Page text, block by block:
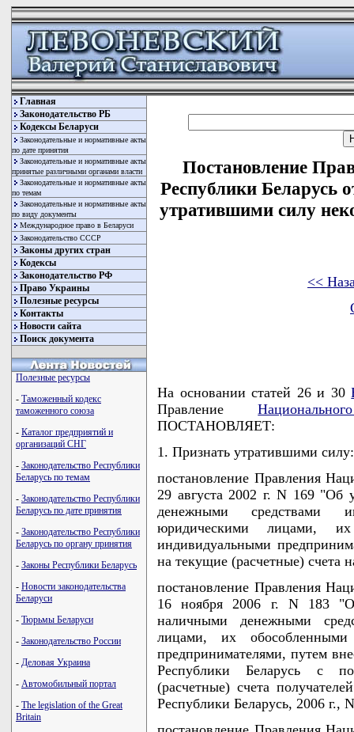
Главная
Законодательство РБ
Кодексы Беларуси
Законодательные и нормативные акты
по дате принятия
Законодательные и нормативные акты
принятые различными органами власти
Законодательные и нормативные акты
по темам
Законодательные и нормативные акты
по виду документы
Международное право в Беларуси
Законодательство СССР
Законы других стран
Кодексы
Законодательство РФ
Право Украины
Полезные ресурсы
Контакты
Новости сайта
Поиск документа
Полезные ресурсы
- Таможенный кодекс
таможенного союза
- Каталог предприятий и
организаций СНГ
- Законодательство Республики
Беларусь по темам
- Законодательство Республики
Беларусь по дате принятия
- Законодательство Республики
Беларусь по органу принятия
- Законы Республики Беларусь
- Новости законодательства
Беларуси
- Тюрьмы Беларуси
- Законодательство России
- Деловая Украина
- Автомобильный портал
- The legislation of the Great
Britain
Постановление
Республики Беларусь
утратившими силу
<<
На основании статей 26 и 30
Правление
ПОСТАНОВЛЯЕТ:
1. Признать утратившими силу:
постановление Правления
29 августа 2002 г. N 169 "Об
денежными средствами
юридическими лицами,
индивидуальными
на текущие (расчетные) счета
постановление Правления
16 ноября 2006 г. N 183
наличными денежными
лицами, их обособленными
предпринимателями, путем
Республики Беларусь с
(расчетные) счета
Республики Беларусь, 2006 г.,